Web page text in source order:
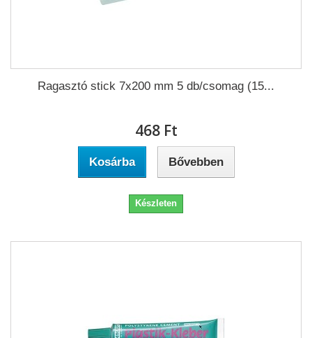
Ragasztó stick 7x200 mm 5 db/csomag (15...
468 Ft‎
Kosárba Bővebben
Készleten